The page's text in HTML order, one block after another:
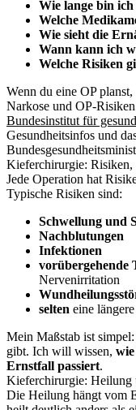
Wie lange bin
Welche
Wie sieht die
Wann kann ich
Welche Risiken
Wenn du eine OP
Narkose und OP-
Bundesinstitut für
Gesundheitsinfos und
Kieferchirurgie: Risiken,
Jede Operation hat
Typische Risiken sind:
Schwellung und
Nachblutungen
Infektionen
vorübergehende
Nervenirritation
selten eine
Mein Maßstab ist
gibt. Ich will wissen,
Ernstfall passiert.
Kieferchirurgie: Heilung
Die Heilung hängt vom